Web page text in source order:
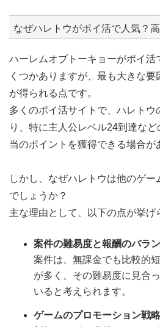
なぜハレトウがポイ活で人気？
ハーレムオブトーキョーがポイ活
くつかありますが、最も大きな要
が得られる点です。
多くのポイ活サイトで、ハレトウ
り、特に主人公レベル24到達な
当のポイントを獲得できる場合が
しかし、なぜハレトウは他のゲ
でしょうか？
主な理由として、以下の点が挙げ
案件の難易度と報酬のバラン
案件は、無課金でも比較的
が多く、その難易度に見合
いると考えられます。
ゲームのプロモーション戦略